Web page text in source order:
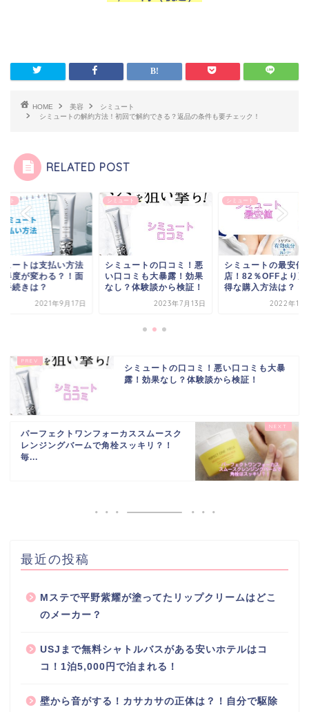
HOME 美容
シミュート
シミュートの解約方法！初回で解約できる？返品の条件も要チェック！
RELATED POST
ート
ュートは支払い方法
得度が変わる？！面
手続きは？
2021年9月17日
シミュート
シミュートの口コミ！悪
い口コミも大暴露！効果
なし？体験談から検証！
2023年7月13日
シミュート
シミュートの最安値
店！82％OFFより更
得な購入方法は？
2022年11
シミュートの口コミ！悪い口コミも大暴
露！効果なし？体験談から検証！
パーフェクトワンフォーカススムースク
レンジングバームで角栓スッキリ？！
毎...
最近の投稿
Mステで平野紫耀が塗ってたリップクリームはどこ
のメーカー？
USJまで無料シャトルバスがある安いホテルはコ
コ！1泊5,000円で泊まれる！
壁から音がする！カサカサの正体は？！自分で駆除